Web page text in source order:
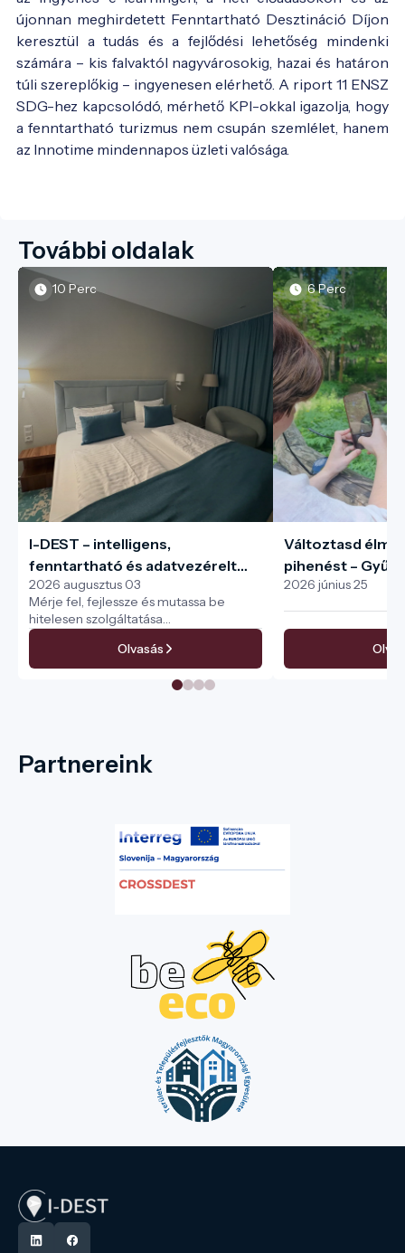
újonnan meghirdetett Fenntartható Desztináció Díjon
keresztül a tudás és a fejlődési lehetőség mindenki
számára – kis falvaktól nagyvárosokig, hazai és határon
túli szereplőkig – ingyenesen elérhető. A riport 11 ENSZ
SDG-hez kapcsolódó, mérhető KPI-okkal igazolja, hogy
a fenntartható turizmus nem csupán szemlélet, hanem
az Innotime mindennapos üzleti valósága.
További oldalak
10 Perc
I-DEST – intelligens,
fenntartható és adatvezérelt
turisztikai menedzsment a teljes
turisztikai ökoszisztéma
számára
2026 augusztus 03
Mérje fel, fejlessze és mutassa be
hitelesen szolgáltatása
fenntarthatóságát
Olvasás
6 Perc
Változtasd
pihenést –
pecséteket az I-
2026 június 25
Partnereink